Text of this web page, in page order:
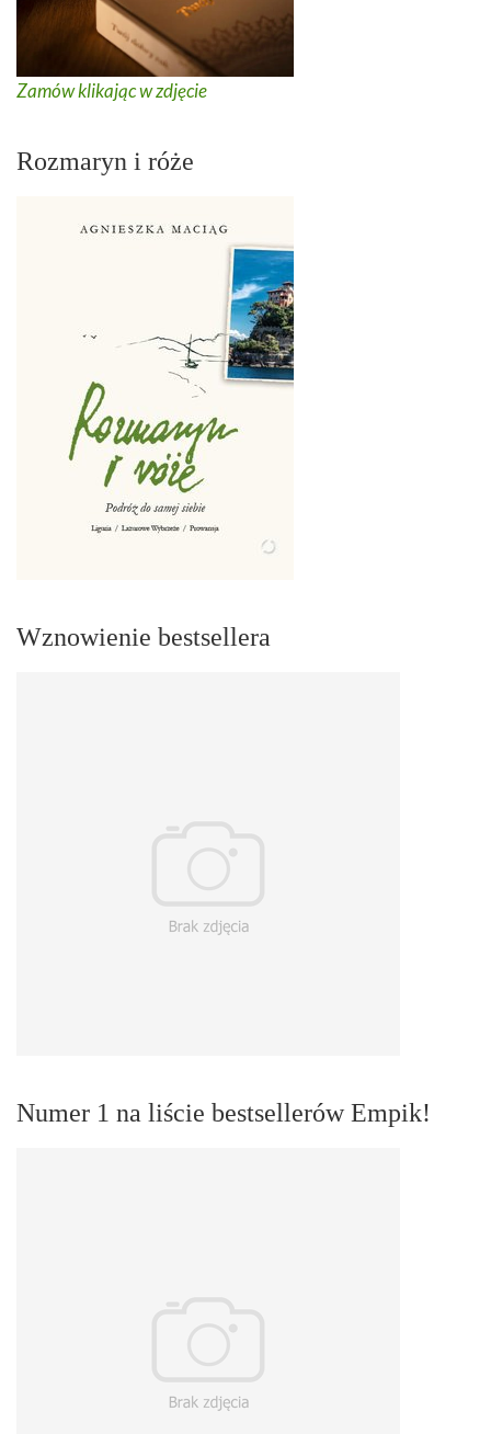
Zamów klikając w zdjęcie
Rozmaryn i róże
Wznowienie bestsellera
Numer 1 na liście bestsellerów Empik!